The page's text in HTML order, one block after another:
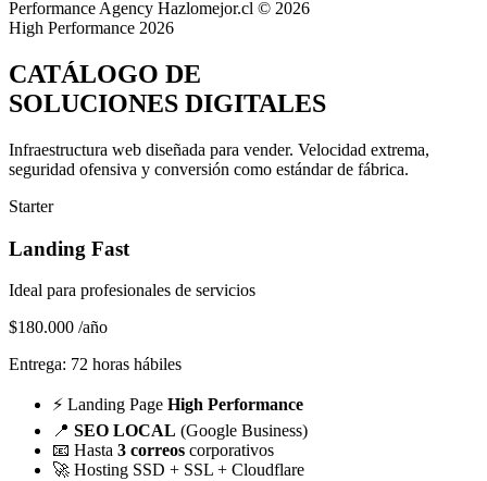
Performance Agency Hazlomejor.cl © 2026
High Performance 2026
CATÁLOGO DE
SOLUCIONES DIGITALES
Infraestructura web diseñada para vender. Velocidad extrema,
seguridad ofensiva y conversión como estándar de fábrica.
Starter
Landing Fast
Ideal para profesionales de servicios
$180.000 /año
Entrega: 72 horas hábiles
⚡ Landing Page High Performance
📍 SEO LOCAL (Google Business)
📧 Hasta 3 correos corporativos
🚀 Hosting SSD + SSL + Cloudflare